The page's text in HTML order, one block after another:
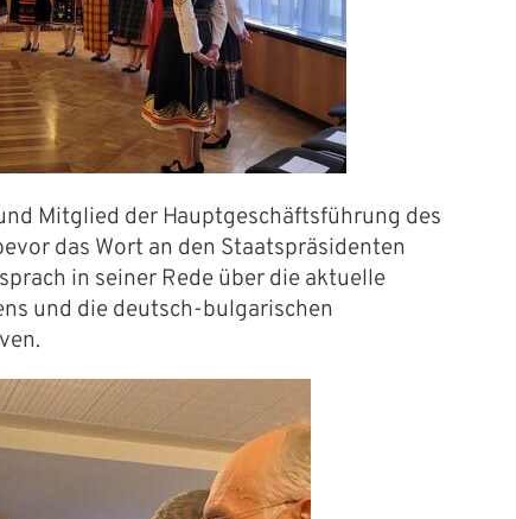
Voices Berlin
Mitglied der Hauptgeschäftsführung des
das Wort an den Staatspräsidenten
in seiner Rede über die aktuelle
und die deutsch-bulgarischen